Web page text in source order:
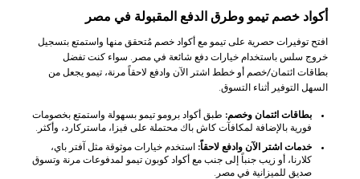
أكواد خصم تيمو وطرق الدفع المقبولة في مصر
افتح توفيرات حصرية على تيمو مع أكواد خصم مُتحقق منها واستمتع بتسجيل
خروج سلس باستخدام خيارات دفع شائعة في مصر. سواء كنت تفضل
بطاقات ائتمان/خصم أو خطط اشتر الآن وادفع لاحقاً مرنة، تيمو يجعل من
السهل التوفير أثناء التسوق.
بطاقات ائتمان وخصم: طبق أكواد برومو تيمو بسهولة واستمتع بخصومات
فورية بالإضافة لمكافآت كاش باك محتملة على فيزا، ماستركارد، وأكثر.
خدمات اشتر الآن وادفع لاحقاً: استخدم خيارات موثوقة مثل آفتر باي،
كلارنا، أو زيب جنباً إلى جنب مع أكواد كوبون تيمو لمدفوعات مرنة وتسوق
صديق للميزانية في مصر.